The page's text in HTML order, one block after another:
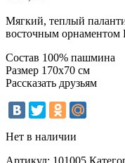
Мягкий, теплый
восточным орнаментом
Состав 100% пашмина
Размер 170х70 см
Рассказать друзьям
Нет в наличии
Артикул: 101005